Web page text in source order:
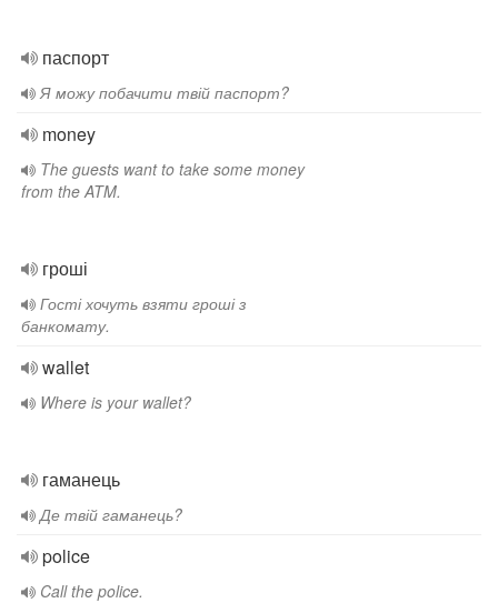
паспорт
Я можу побачити твій паспорт?
money
The guests want to take some money
from the ATM.
гроші
Гості хочуть взяти гроші з
банкомату.
wallet
Where is your wallet?
гаманець
Де твій гаманець?
police
Call the police.